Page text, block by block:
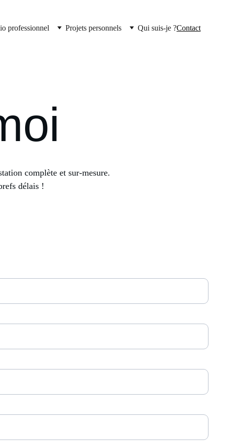
professionnel Projets personnels Qui suis-je ?Contact
complète et sur-mesure.
délais !